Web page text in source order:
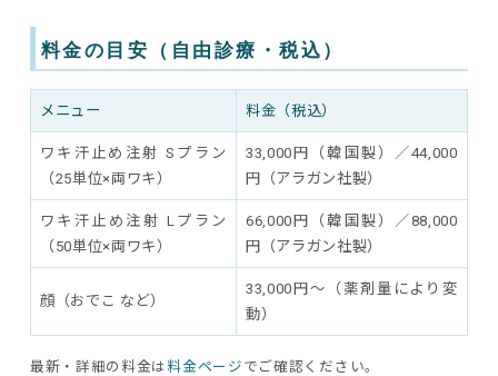
料金の目安（自由診療・税込）
メニュー 料金（税込）
ワキ汗止め注射 Sプラン
（25単位×両ワキ）
33,000円（韓国製）／44,000
円（アラガン社製）
ワキ汗止め注射 Lプラン
（50単位×両ワキ）
66,000円（韓国製）／88,000
円（アラガン社製）
顔（おでこ など）
33,000円〜（薬剤量により変
動）
最新・詳細の料金は 料金ページ でご確認ください。